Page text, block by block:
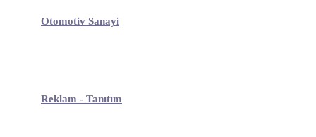
Otomotiv Sanayi
Reklam - Tanıtım